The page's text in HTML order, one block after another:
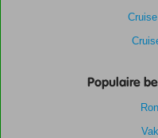
Populaire